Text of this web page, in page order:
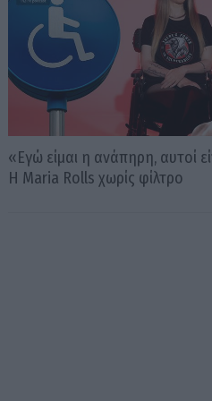
«Εγώ είμαι η ανάπηρη, αυτοί
Η Maria Rolls χωρίς φίλτρο